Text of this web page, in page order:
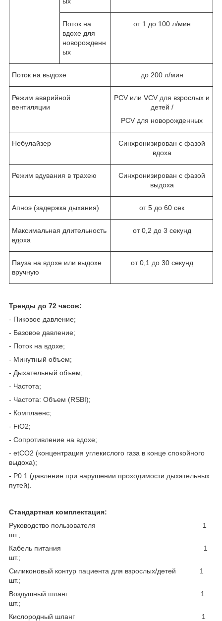
Поток на
вдохе для
новорожденн
ых
от 1 до 100 л/мин
Поток на выдохе до 200 л/мин
Режим аварийной
вентиляции
PCV или VCV для взрослых и
детей /
PCV для новорожденных
Небулайзер
Синхронизирован с фазой
вдоха
Режим вдувания в трахею
Синхронизирован с фазой
выдоха
Апноэ (задержка дыхания) от 5 до 60 сек
Максимальная длительность
вдоха
от 0,2 до 3 секунд
Пауза на вдохе или выдохе
вручную
от 0,1 до 30 секунд
Тренды до 72 часов:
- Пиковое давление;
- Базовое давление;
- Поток на вдохе;
- Минутный объем;
- Дыхательный объем;
- Частота;
- Частота: Объем (RSBI);
- Комплаенс;
- FiO2;
- Сопротивление на вдохе;
- etCO2 (концентрация углекислого газа в конце спокойного
выдоха);
- P0.1 (давление при нарушении проходимости дыхательных
путей).
Стандартная комплектация:
Руководство пользователя 1
шт.;
Кабель питания 1
шт.;
Силиконовый контур пациента для взрослых/детей 1
шт.;
Воздушный шланг 1
шт.;
Кислородный шланг 1